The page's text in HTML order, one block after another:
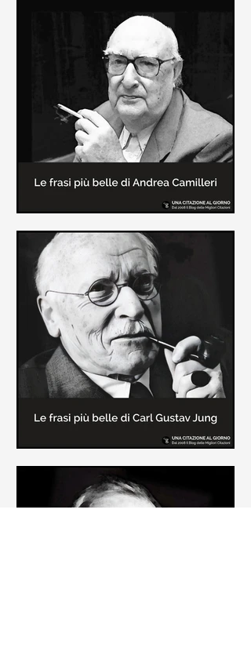
In questa pagina sono raccolte le
frasi più belle di Frida Kahlo
sull'amore e sulla vita.
Le frasi più belle di Andrea
Camilleri
In questa sezione sono raccolte le
frasi più belle di Andrea Camilleri, il
creatore dei libri sulle vicende del
Commissario Montalbano
Le frasi più belle di Carl Gustav